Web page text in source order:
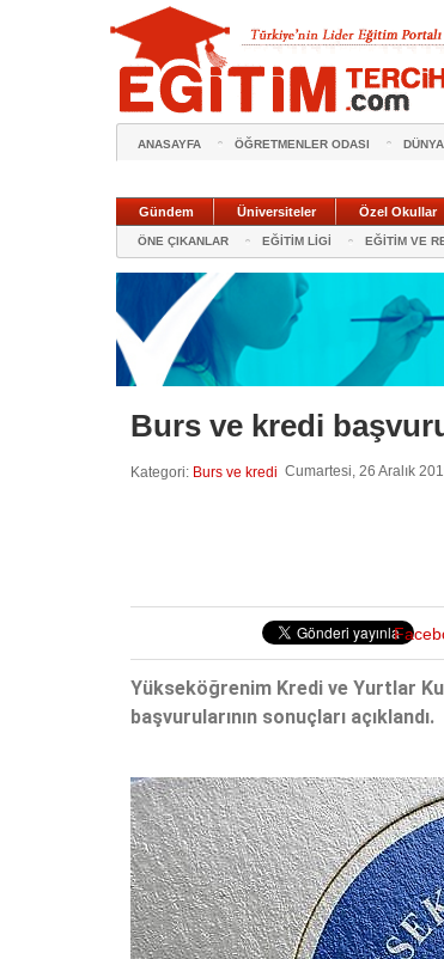
ANASAYFA ÖĞRETMENLER ODASI
Gündem Üniversiteler Özel Okullar
ÖNE ÇIKANLAR EĞİTİM LİGİ EĞİTİM VE
Burs ve kredi
Kategori: Burs ve kredi Cumartesi, 26 Aralık
Yükseköğrenim Kredi ve Yurtlar
başvurularının sonuçları açıklandı.